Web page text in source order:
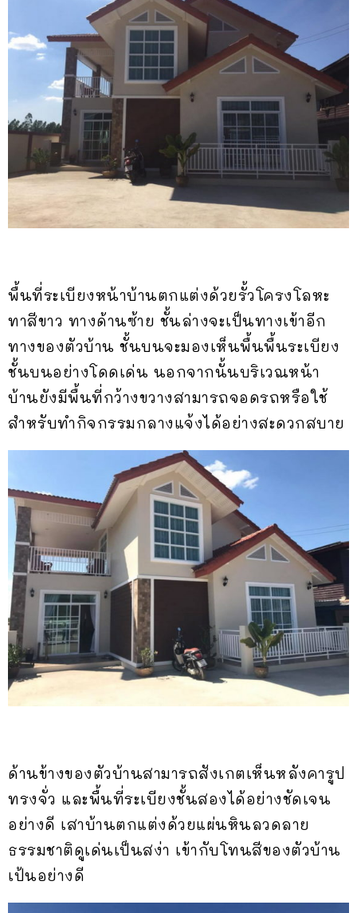
พื้นที่ระเบียงหน้าบ้านตกแต่งด้วยรั้วโครงโลหะ
ทาสีขาว ทางด้านซ้าย ชั้นล่างจะเป็นทางเข้าอีก
ทางของตัวบ้าน ชั้นบนจะมองเห็นพื้นพื้นระเบียง
ชั้นบนอย่างโดดเด่น นอกจากนั้นบริเวณหน้า
บ้านยังมีพื้นที่กว้างขวางสามารถจอดรถหรือใช้
สำหรับทำกิจกรรมกลางแจ้งได้อย่างสะดวกสบาย
ด้านข้างของตัวบ้านสามารถสังเกตเห็นหลังคารูป
ทรงจั่ว และพื้นที่ระเบียงชั้นสองได้อย่างชัดเจน
อย่างดี เสาบ้านตกแต่งด้วยแผ่นหินลวดลาย
ธรรมชาติดูเด่นเป็นสง่า เข้ากับโทนสีของตัวบ้าน
เป้นอย่างดี